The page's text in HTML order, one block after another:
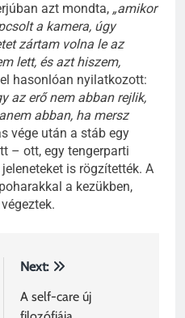
azt mondta, „amikor
a kamera, úgy
zártam volna le az
lett, és azt hiszem,
hasonlóan nyilatkozott:
az erő nem abban rejlik,
abban, ha mersz
vége után a stáb egy
– ott, egy tengerparti
is rögzítették. A
a kezükben,
Next:
A self-care új